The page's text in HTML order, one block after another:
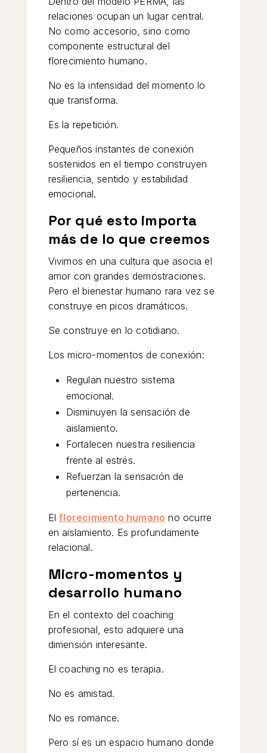
relaciones ocupan un lugar central.
No como accesorio, sino como
componente estructural del
florecimiento humano.
No es la intensidad del momento lo
que transforma.
Es la repetición.
Pequeños instantes de conexión
sostenidos en el tiempo construyen
resiliencia, sentido y estabilidad
emocional.
Por qué esto importa
más de lo que creemos
Vivimos en una cultura que asocia el
amor con grandes demostraciones.
Pero el bienestar humano rara vez se
construye en picos dramáticos.
Se construye en lo cotidiano.
Los micro-momentos de conexión:
Regulan nuestro sistema
emocional.
Disminuyen la sensación de
aislamiento.
Fortalecen nuestra resiliencia
frente al estrés.
Refuerzan la sensación de
pertenencia.
Elflorecimiento humano no ocurre
en aislamiento. Es profundamente
relacional.
Micro-momentos y
desarrollo humano
En el contexto del coaching
profesional, esto adquiere una
dimensión interesante.
El coaching no es terapia.
No es amistad.
No es romance.
Pero sí es un espacio humano donde